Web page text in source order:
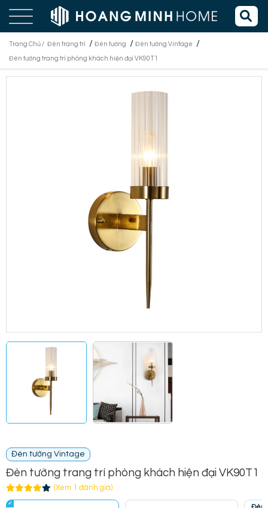
Trang Chủ / Đèn trang trí / Đèn tường / Đèn tường Vintage /
Đèn tường trang trí phòng khách hiện đại VK90T1
Đèn tường Vintage
Đèn tường trang trí phòng khách hiện đại VK90T1
(Xem 1 đánh giá)